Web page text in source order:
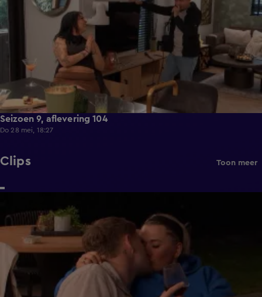
Seizoen 9, aflevering 104
Do 28 mei, 18:27
Clips Toon meer